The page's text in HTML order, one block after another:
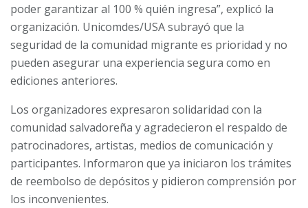
poder garantizar al 100 % quién ingresa”, explicó la
organización. Unicomdes/USA subrayó que la
seguridad de la comunidad migrante es prioridad y no
pueden asegurar una experiencia segura como en
ediciones anteriores.
Los organizadores expresaron solidaridad con la
comunidad salvadoreña y agradecieron el respaldo de
patrocinadores, artistas, medios de comunicación y
participantes. Informaron que ya iniciaron los trámites
de reembolso de depósitos y pidieron comprensión por
los inconvenientes.